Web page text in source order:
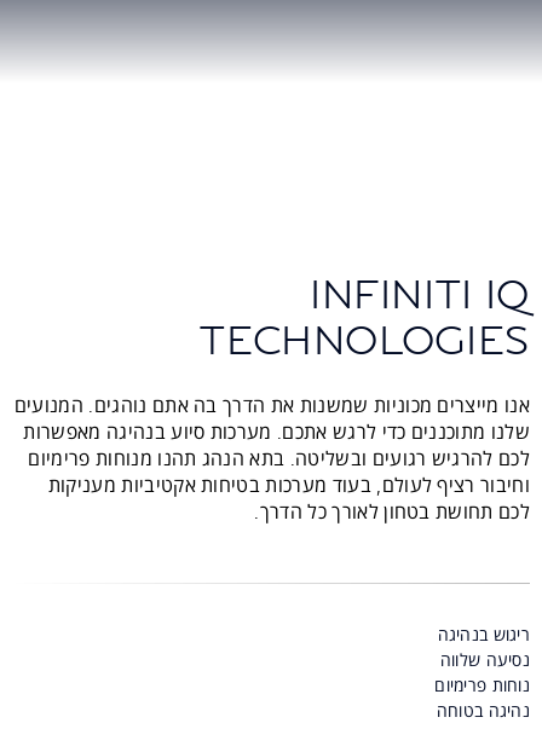
INFINITI IQ
TECHNOLOGIES
אנו מייצרים מכוניות שמשנות את הדרך בה אתם נוהגים. המנועים
שלנו מתוכננים כדי לרגש אתכם. מערכות סיוע בנהיגה מאפשרות
לכם להרגיש רגועים ובשליטה. בתא הנהג תהנו מנוחות פרימיום
וחיבור רציף לעולם, בעוד מערכות בטיחות אקטיביות מעניקות
לכם תחושת בטחון לאורך כל הדרך.
ריגוש בנהיגה
נסיעה שלווה
נוחות פרימיום
נהיגה בטוחה